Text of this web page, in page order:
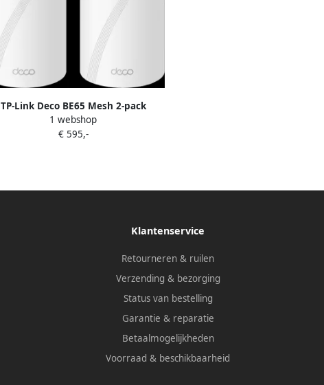
TP-Link Deco BE65 Mesh 2-pack
1 webshop
€ 595,-
Klantenservice
Retourneren & ruilen
Verzending & bezorging
Status van bestelling
Garantie & reparatie
Betaalmogelijkheden
Voorraad & beschikbaarheid